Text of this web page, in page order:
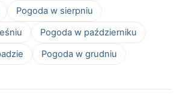
Pogoda w sierpniu
Pogoda w październiku
Pogoda w grudniu